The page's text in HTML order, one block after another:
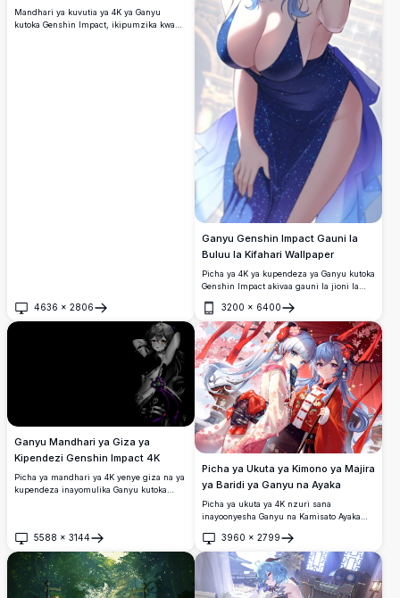
Mandhari ya kuvutia ya 4K ya Ganyu
kutoka Genshin Impact, ikipumzika kwa
4636 × 2806
Fungua
Ganyu Genshin Impact Gauni la
Buluu la Kifahari Wallpaper
Picha ya 4K ya kupendeza ya Ganyu kutoka
Genshin Impact akivaa gauni la jioni la
nywele zake za kipekee za buluu, pembe,
macho ya violet, na mapambo ya kifahari
katika maelezo ya ubora wa juu wa
kushangaza.
3200 × 6400
Fungua
Ganyu Mandhari ya Giza ya
Kipendezi Genshin Impact 4K
Picha ya mandhari ya 4K yenye giza na ya
kupendeza inayomulika Ganyu kutoka
yanayong'aa. Mandhari bora ya desktop
yenye azimio la juu kwa mashabiki wa
anime.
5588 × 3144
Fungua
Picha ya Ukuta ya Kimono ya Majira
ya Baridi ya Ganyu na Ayaka
Picha ya ukuta ya 4K nzuri sana
inayoonyesha Ganyu na Kamisato Ayaka
ya kipekee ya kimono ya majira ya baridi,
wamezungukwa na maua ya cherry,
theluji inayonyesha, na mwavuli
mwekundu katika mandhari ya kupendeza
ya Kijapani.
3960 × 2799
Fungua